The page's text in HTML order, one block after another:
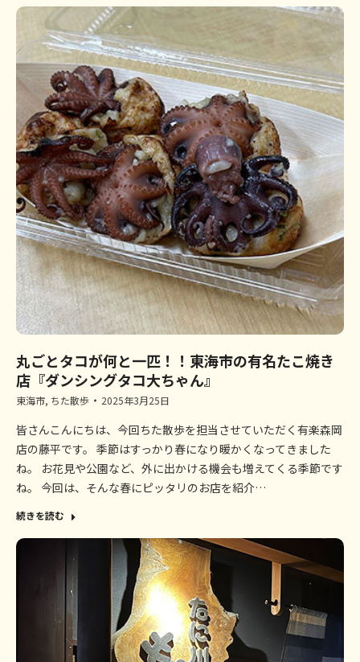
丸ごとタコが何と一匹！！東海市の有名たこ焼き
店『ダンシングタコ大ちゃん』
東海市, ちた散歩 2025年3月25日
皆さんこんにちは、今回ちた散歩を担当させていただく有楽森岡
店の藤平です。 季節はすっかり春になり暖かくなってきました
ね。 お花見や公園など、外に出かける機会も増えてくる季節です
ね。 今回は、そんな春にピッタリのお店を紹介…
続きを読む